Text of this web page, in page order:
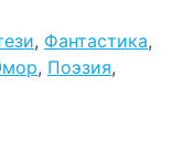
, Фантастика,
, Поэзия,